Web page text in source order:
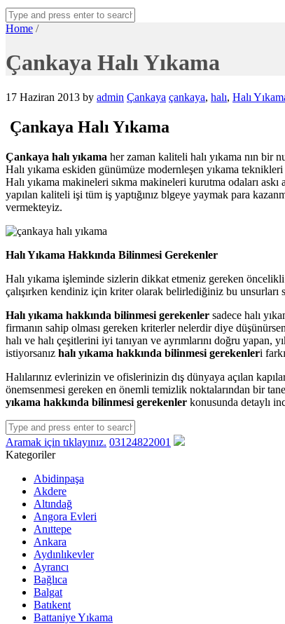
Home /
Çankaya Halı Yıkama
17 Haziran 2013 by admin Çankaya çankaya, halı, Halı
Çankaya Halı Yıkama
Çankaya halı yıkama her zaman kaliteli halı yıkama nın bir
Halı yıkama eskiden günümüze modernleşen yıkama
Halı yıkama makineleri sıkma makineleri kurutma odaları
yapılan kaliteli işi tüm iş yaptığınız blgeye yaymak para
vermekteyiz.
Halı Yıkama Hakkında Bilinmesi Gerekenler
Halı yıkama işleminde sizlerin dikkat etmeniz gereken öncelikli
çalışırken kendiniz için kriter olarak belirlediğiniz bu unsurları
Halı yıkama hakkında bilinmesi gerekenler sadece halı
firmanın sahip olması gereken kriterler nelerdir diye
halı ve halı çeşitlerini iyi tanıyan ve ayrımlarını doğru yapan,
istiyorsanız halı yıkama hakkında bilinmesi gerekenleri
Halılarınız evlerinizin ve ofislerinizin dış dünyaya açılan
önemsenmesi gereken en önemli temizlik noktalarından bir
yıkama hakkında bilinmesi gerekenler konusunda detaylı
Aramak için tıklayınız. 03124822001
Kategoriler
Abidinpaşa
Akdere
Altındağ
Angora Evleri
Anıttepe
Ankara
Aydınlıkevler
Ayrancı
Bağlıca
Balgat
Batıkent
Battaniye Yıkama